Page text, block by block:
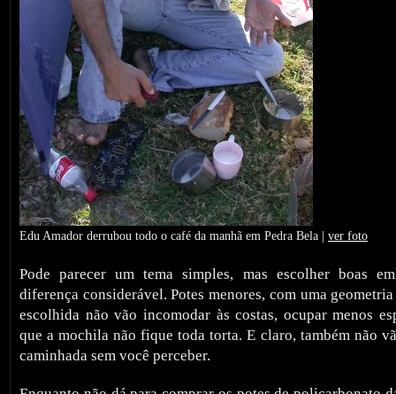
Edu Amador derrubou todo o café da manhã em Pedra Bela | ver foto
Pode parecer um tema simples, mas escolher boas
diferença considerável. Potes menores, com uma
escolhida não vão incomodar às costas, ocupar menos
que a mochila não fique toda torta. E claro, também não
caminhada sem você perceber.